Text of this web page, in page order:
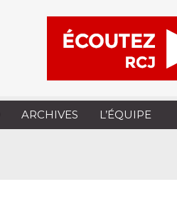
ARCHIVES L’ÉQUIPE